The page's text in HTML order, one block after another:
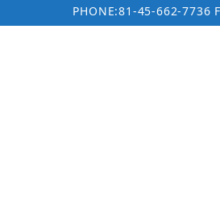
PHONE:81-45-662-7736